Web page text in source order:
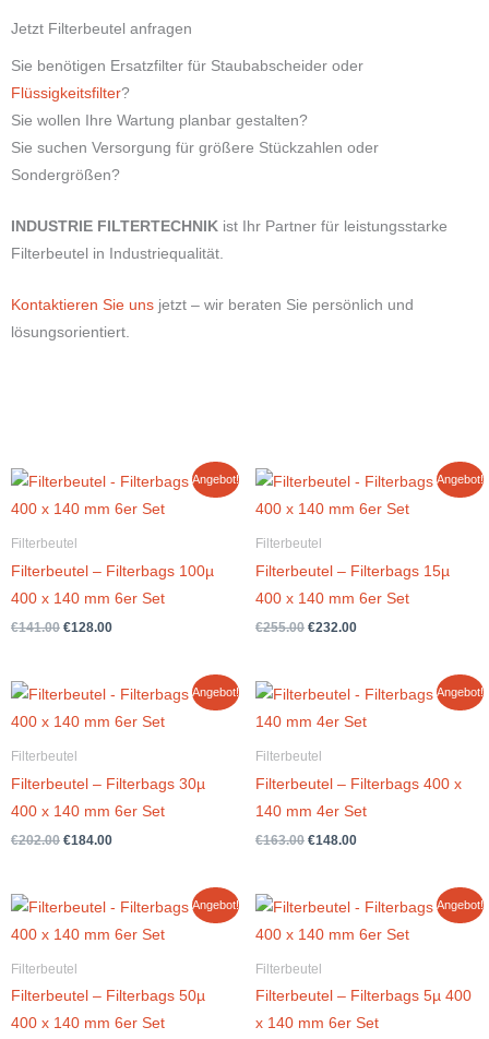
Jetzt Filterbeutel anfragen
Sie benötigen Ersatzfilter für Staubabscheider oder
Flüssigkeitsfilter?
Sie wollen Ihre Wartung planbar gestalten?
Sie suchen Versorgung für größere Stückzahlen oder
Sondergrößen?
INDUSTRIE FILTERTECHNIK ist Ihr Partner für leistungsstarke
Filterbeutel in Industriequalität.
Kontaktieren Sie uns jetzt – wir beraten Sie persönlich und
lösungsorientiert.
Angebot!
Filterbeutel
Filterbeutel – Filterbags 100µ
400 x 140 mm 6er Set
€141.00
Ursprünglicher
war:
€128.00
Aktueller
ist:
Angebot!
Filterbeutel
Filterbeutel – Filterbags 15µ
400 x 140 mm 6er Set
€255.00
Ursprünglicher
war:
€232.00
Aktueller
ist:
Angebot!
Filterbeutel
Filterbeutel – Filterbags 30µ
400 x 140 mm 6er Set
€202.00
Ursprünglicher
war:
€184.00
Aktueller
ist:
Angebot!
Filterbeutel
Filterbeutel – Filterbags 400 x
140 mm 4er Set
€163.00
Ursprünglicher
war:
€148.00
Aktueller
ist:
Angebot!
Filterbeutel
Filterbeutel – Filterbags 50µ
400 x 140 mm 6er Set
Ursprünglicher
war:
Aktueller
ist:
Angebot!
Filterbeutel
Filterbeutel – Filterbags 5µ 400
x 140 mm 6er Set
Ursprünglicher
war:
Aktueller
ist: